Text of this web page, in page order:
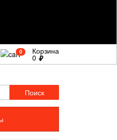
Поиск
0 Корзина
0